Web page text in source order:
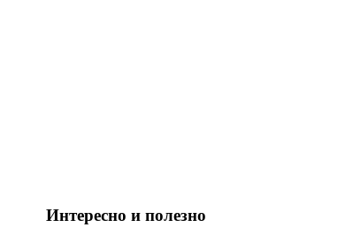
Интересно и полезно